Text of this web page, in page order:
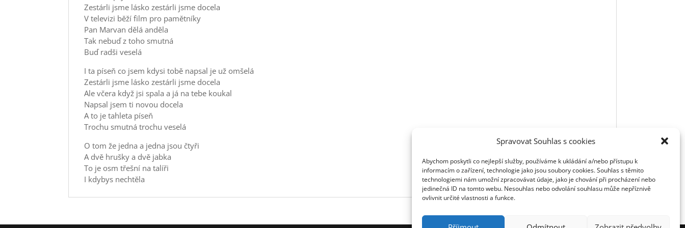
Spravovat Souhlas s cookies
Abychom poskytli co nejlepší služby, používáme k ukládání a/nebo přístupu k
informacím o zařízení, technologie jako jsou soubory cookies. Souhlas s těmito
technologiemi nám umožní zpracovávat údaje, jako je chování při procházení nebo
jedinečná ID na tomto webu. Nesouhlas nebo odvolání souhlasu může nepříznivě
ovlivnit určité vlastnosti a funkce.
Zestárli jsme lásko zestárli jsme docela
V televizi běží film pro pamětníky
Pan Marvan dělá anděla
Tak nebuď z toho smutná
Buď radši veselá
I ta píseň co jsem kdysi tobě napsal je už omšelá
Zestárli jsme lásko zestárli jsme docela
Ale včera když jsi spala a já na tebe koukal
Napsal jsem ti novou docela
A to je tahleta píseň
Trochu smutná trochu veselá
O tom že jedna a jedna jsou čtyři
A dvě hrušky a dvě jabka
To je osm třešní na talíři
I kdybys nechtěla